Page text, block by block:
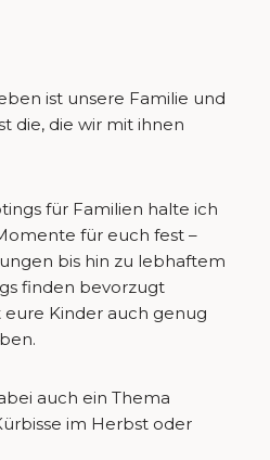
ist unsere Familie und
die, die wir mit ihnen
für Familien halte ich
für euch fest –
bis hin zu lebhaftem
finden bevorzugt
Kinder auch genug
auch ein Thema
im Herbst oder